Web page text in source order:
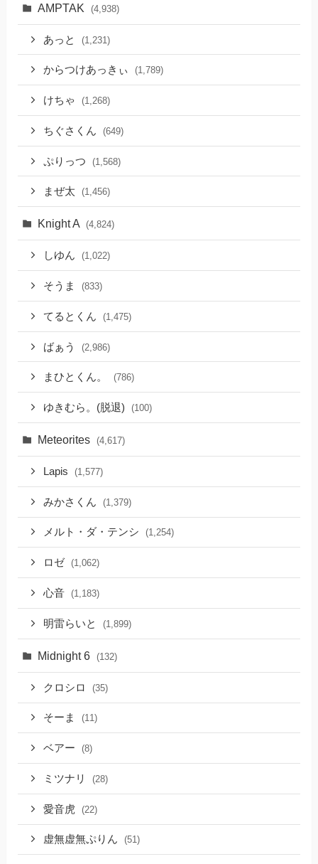
AMPTAK (4,938)
あっと (1,231)
からつけあっきぃ (1,789)
けちゃ (1,268)
ちぐさくん (649)
ぷりっつ (1,568)
まぜ太 (1,456)
Knight A (4,824)
しゆん (1,022)
そうま (833)
てるとくん (1,475)
ばぁう (2,986)
まひとくん。 (786)
ゆきむら。(脱退) (100)
Meteorites (4,617)
Lapis (1,577)
みかさくん (1,379)
メルト・ダ・テンシ (1,254)
ロゼ (1,062)
心音 (1,183)
明雷らいと (1,899)
Midnight 6 (132)
クロシロ (35)
そーま (11)
ベアー (8)
ミツナリ (28)
愛音虎 (22)
虚無虚無ぷりん (51)